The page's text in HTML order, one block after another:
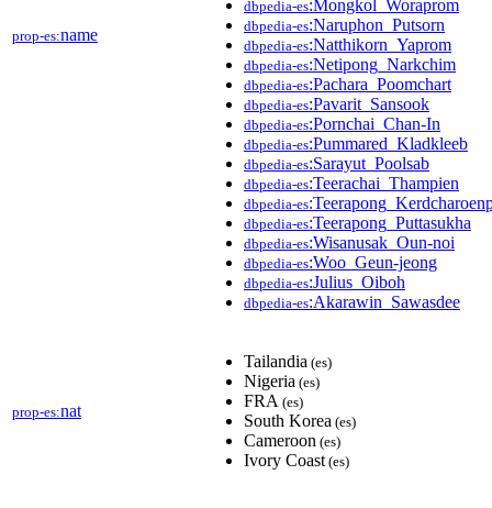
prop-es:name
dbpedia-es:Mongkol_Woraprom
dbpedia-es:Naruphon_Putsorn
dbpedia-es:Natthikorn_Yaprom
dbpedia-es:Netipong_Narkchim
dbpedia-es:Pachara_Poomchart
dbpedia-es:Pavarit_Sansook
dbpedia-es:Pornchai_Chan-In
dbpedia-es:Pummared_Kladkleeb
dbpedia-es:Sarayut_Poolsab
dbpedia-es:Teerachai_Thampien
dbpedia-es
dbpedia-es:Teerapong_Puttasukha
dbpedia-es:Wisanusak_Oun-noi
dbpedia-es:Woo_Geun-jeong
dbpedia-es:Julius_Oiboh
dbpedia-es:Akarawin_Sawasdee
prop-es:nat
Tailandia (es)
Nigeria (es)
FRA (es)
South Korea (es)
Cameroon (es)
Ivory Coast (es)